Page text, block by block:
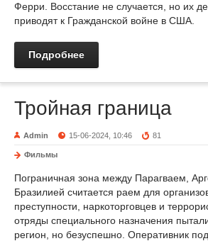
Ферри. Восстание не случается, но их
приводят к Гражданской войне в США.
Подробнее
Тройная граница
Admin 15-06-2024, 10:46 81
Фильмы
Пограничная зона между Парагваем,
Бразилией считается раем для
преступности, наркоторговцев и
отряды специального назначения
регион, но безуспешно. Оперативник